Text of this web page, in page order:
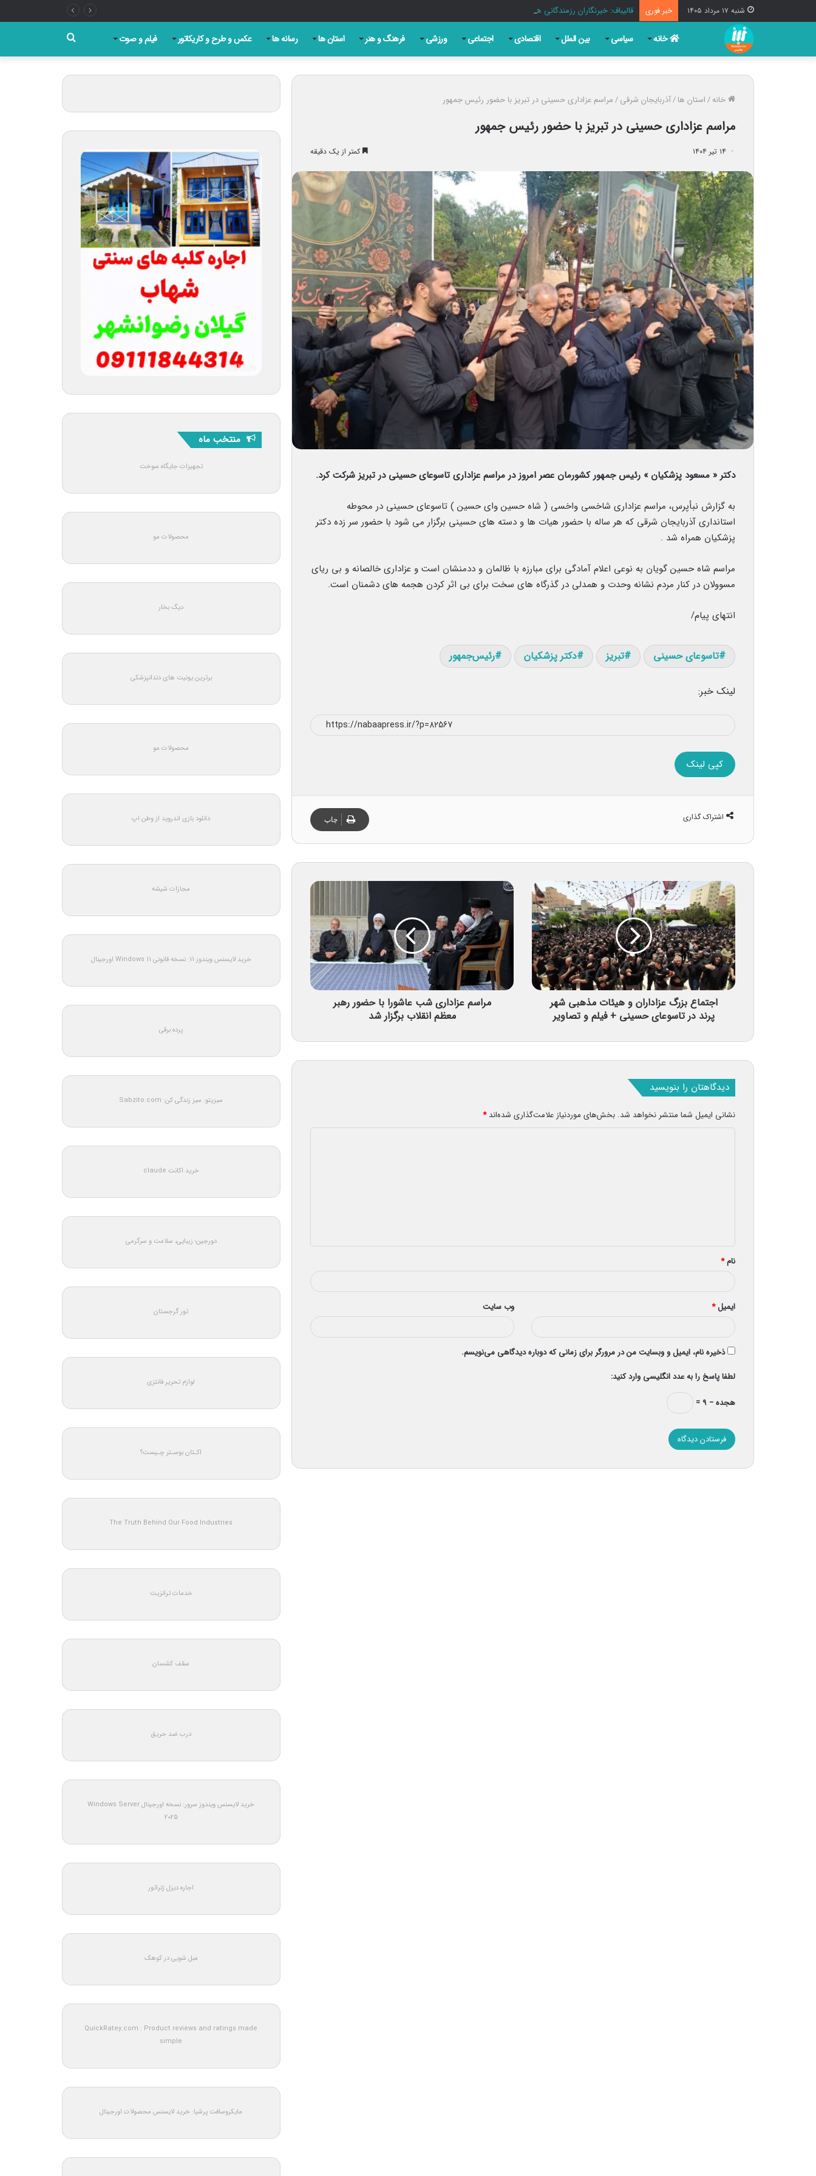
شنبه ۱۷ مرداد ۱۴۰۵ خبر فوری قالیباف: خبرنگاران رزمندگانی هستند که سنگرشان آگاهی و سلاح‌شان حقیقت است
خانه سیاسی بین الملل اقتصادی اجتماعی ورزشی فرهنگ و هنر استان ها رسانه ها عکس و طرح و کاریکاتور فیلم و صوت
برای
خانه/استان ها/آذربایجان شرقی/مراسم عزاداری حسینی در تبریز با حضور رئیس جمهور
مراسم عزاداری حسینی در تبریز با حضور رئیس جمهور
۱۴ تیر ۱۴۰۴ کمتر از یک دقیقه
دکتر « مسعود پزشکیان » رئیس جمهور کشورمان عصر امروز در مراسم عزاداری تاسوعای حسینی در تبریز شرکت کرد.
به گزارش نبأپرس، مراسم عزاداری شاخسی واخسی ( شاه حسین وای حسین ) تاسوعای حسینی در محوطه
استانداری آذربایجان شرقی که هر ساله با حضور هیات ها و دسته های حسینی برگزار می شود با حضور سر زده دکتر
پزشکیان همراه شد .
مراسم شاه حسین گویان به نوعی اعلام آمادگی برای مبارزه با ظالمان و ددمنشان است و عزاداری خالصانه و بی ریای
مسوولان در کنار مردم نشانه وحدت و همدلی در گذرگاه های سخت برای بی اثر کردن هجمه های دشمنان است.
انتهای پیام/
تاسوعای حسینی تبریز دکتر پزشکیان رئیس‌جمهور
لینک خبر:
کپی لینک
اشتراک گذاری چاپ
اجتماع بزرگ عزاداران و هیئات مذهبی شهر
پرند در تاسوعای حسینی + فیلم و تصاویر
مراسم عزاداری شب عاشورا با حضور رهبر
معظم انقلاب برگزار شد
دیدگاهتان را بنویسید
نشانی ایمیل شما منتشر نخواهد شد. بخش‌های موردنیاز علامت‌گذاری شده‌اند*
*
نام*
ایمیل* وب‌ سایت
ذخیره نام، ایمیل و وبسایت من در مرورگر برای زمانی که دوباره دیدگاهی می‌نویسم.
لطفا پاسخ را به عدد انگلیسی وارد کنید:
هجده − ۹ =
منتخب ماه
تجهیزات جایگاه سوخت
محصولات مو
دیگ بخار
برترین یونیت های دندانپزشکی
محصولات مو
دانلود بازی اندروید از وطن اپ
مجازات شیشه
خرید لایسنس ویندوز 11: نسخه قانونی Windows 11 اورجینال
پرده برقی
سبزیتو: سبز زندگی کن: Sabzito.com
خرید اکانت claude
دورجین؛ زیبایی، سلامت و سرگرمی
تور گرجستان
لوازم تحریر فانتزی
اکـتان بوسـتر چـیست؟
The Truth Behind Our Food Industries
خدمات ترانزیت
سقف کشسان
درب ضد حریق
خرید لایسنس ویندوز سرور: نسخه اورجینال Windows Server
2025
اجاره دیزل ژنراتور
مبل شویی در کوهک
QuickRatey.com : Product reviews and ratings made
simple
مایکروسافت پرشیا: خرید لایسنس محصولات اورجینال